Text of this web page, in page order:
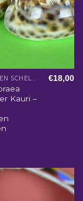
MINERALEN EN SCHELPEN
Kauri –
€18,00